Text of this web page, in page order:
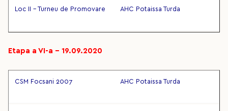
Loc II - Turneu de Promovare AHC Potaissa Turda
Etapa a VI-a – 19.09.2020
CSM Focsani 2007 AHC Potaissa Turda